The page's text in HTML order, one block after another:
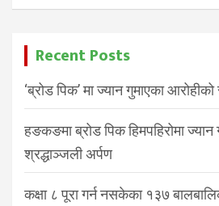
Recent Posts
‘ब्रोड पिक’ मा ज्यान गुमाएका
हङकङमा ब्रोड पिक हिमपहिरोमा
श्रद्धाञ्जली अर्पण
कक्षा ८ पूरा गर्न नसकेका १३७